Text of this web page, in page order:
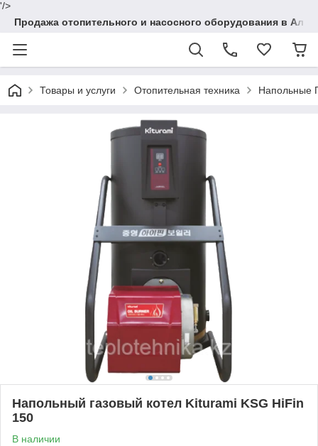
'/>
Продажа отопительного и насосного оборудования в
Товары и услуги Отопительная техника Напольные
Напольный газовый котел Kiturami KSG HiFin
150
В наличии